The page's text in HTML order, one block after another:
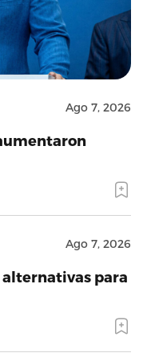
Ago 7, 2026
Ago 7, 2026
alternativas para